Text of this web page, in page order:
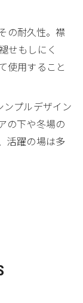
の耐久性。襟
せもしにく
使用すること
ンプルデザイン
の下や冬場の
活躍の場は多